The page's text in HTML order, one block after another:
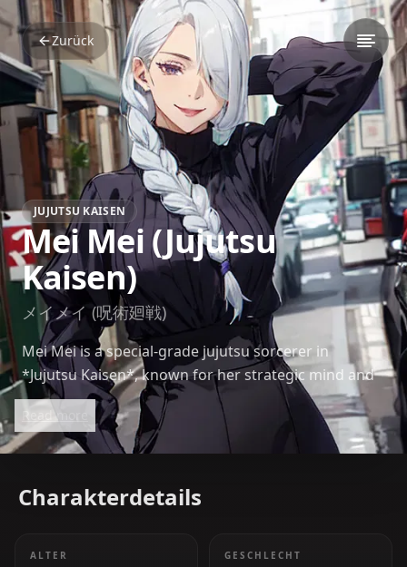
Zurück
JUJUTSU KAISEN
Mei Mei (Jujutsu
Kaisen)
メイメイ (呪術廻戦)
Mei Mei is a special-grade jujutsu sorcerer in
*Jujutsu Kaisen*, known for her strategic mind and
cold demeanor. Despite her focus on money, her
abilities make her one of the most powerful
sorcerers.
Read more
Charakterdetails
ALTER GESCHLECHT